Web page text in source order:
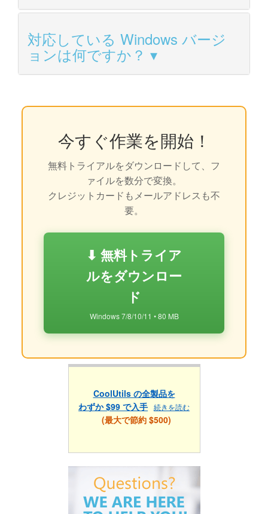
対応している Windows バージ
ョンは何ですか？
今すぐ作業を開始！
無料トライアルをダウンロードして、フ
ァイルを数分で変換。
クレジットカードもメールアドレスも不
要。
⬇ 無料トライア
ルをダウンロー
ド
Windows 7/8/10/11 • 80 MB
CoolUtils の全製品を
わずか $99 で入手 続きを読む
(最大で節約 $500)